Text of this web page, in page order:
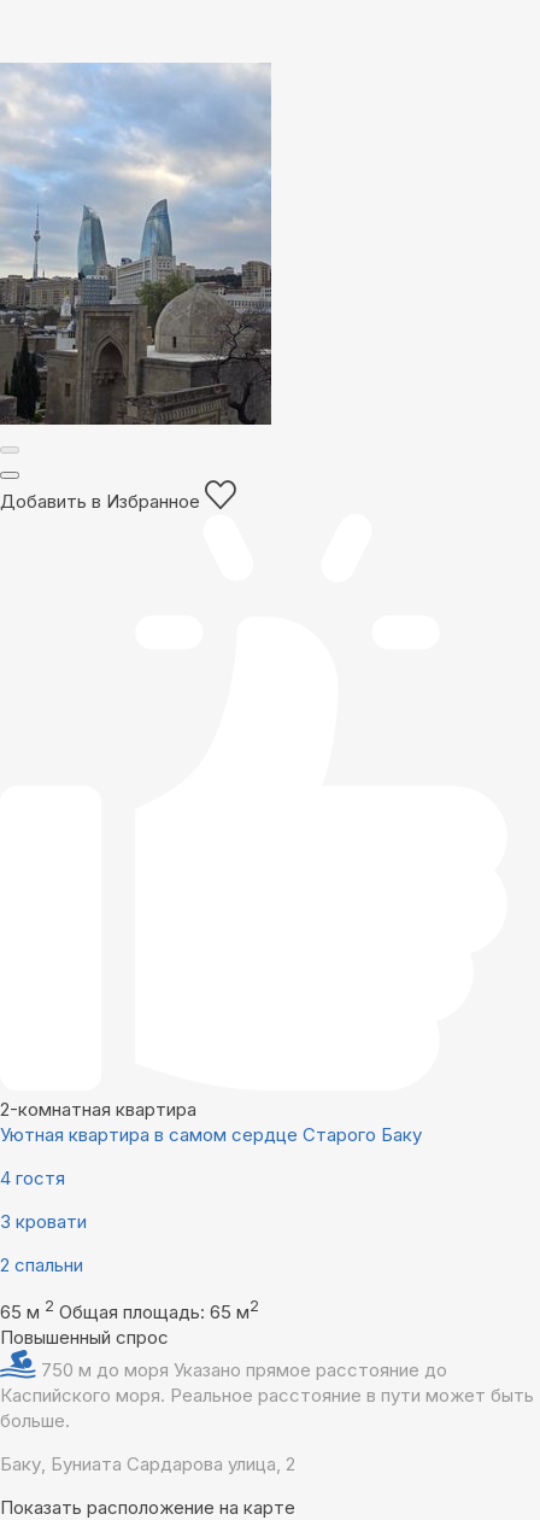
Добавить в Избранное
2-комнатная квартира
Уютная квартира в самом сердце Старого Баку
4 гостя
3 кровати
2 спальни
65 м 2 Общая площадь: 65 м2
Повышенный спрос
750 м до моря Указано прямое расстояние до
Каспийского моря. Реальное расстояние в пути может быть
больше.
Баку, Буниата Сардарова улица, 2
Показать расположение на карте